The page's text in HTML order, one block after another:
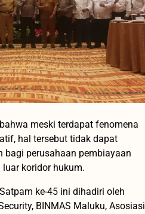
meski terdapat fenomena
hal tersebut tidak dapat
bagi perusahaan pembiayaan
koridor hukum.
ke-45 ini dihadiri oleh
BINMAS Maluku, Asosiasi